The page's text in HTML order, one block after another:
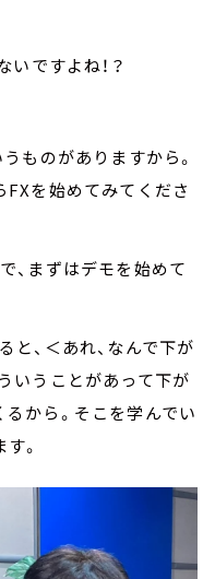
いですよね！？
ものがありますから。
を始めてみてくださ
、まずはデモを始めて
と、＜あれ、なんで下が
いうことがあって下が
から。そこを学んでい
。